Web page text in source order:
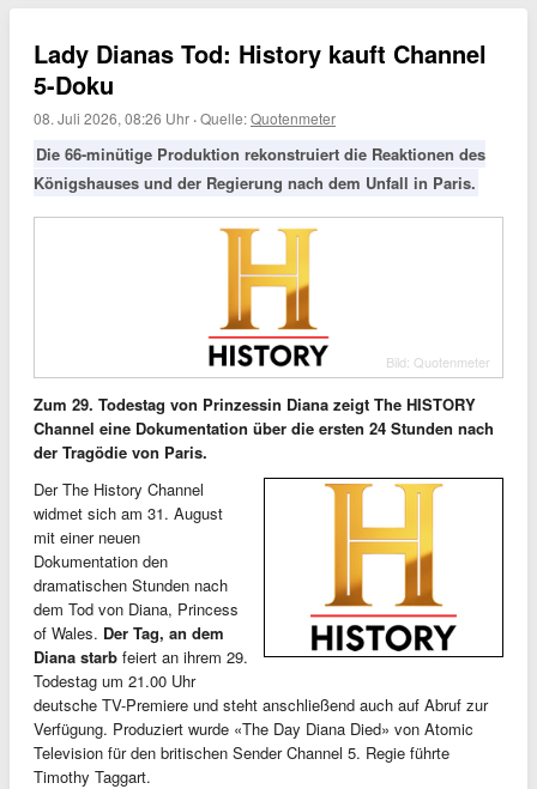
Lady Dianas Tod: History kauft Channel
5-Doku
08. Juli 2026, 08:26 Uhr ·Quelle:Quotenmeter
Die 66-minütige Produktion rekonstruiert die Reaktionen des
Königshauses und der Regierung nach dem Unfall in Paris.
Bild: Quotenmeter
Zum 29. Todestag von Prinzessin Diana zeigt The HISTORY
Channel eine Dokumentation über die ersten 24 Stunden nach
der Tragödie von Paris.
Der The History Channel
widmet sich am 31. August
mit einer neuen
Dokumentation den
dramatischen Stunden nach
dem Tod von Diana, Princess
of Wales. Der Tag, an dem
Diana starb feiert an ihrem 29.
Todestag um 21.00 Uhr
deutsche TV-Premiere und steht anschließend auch auf Abruf zur
Verfügung. Produziert wurde «The Day Diana Died» von Atomic
Television für den britischen Sender Channel 5. Regie führte
Timothy Taggart.